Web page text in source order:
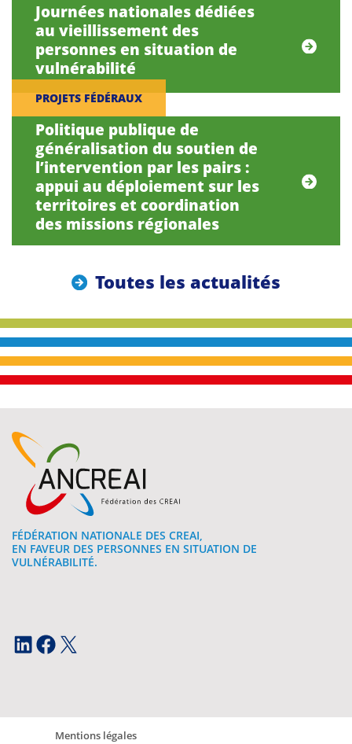
Journées nationales dédiées
au vieillissement des
personnes en situation de
vulnérabilité
PROJETS FÉDÉRAUX
Politique publique de
généralisation du soutien de
l’intervention par les pairs :
appui au déploiement sur les
territoires et coordination
des missions régionales
Toutes les actualités
FÉDÉRATION NATIONALE DES CREAI,
EN FAVEUR DES PERSONNES EN SITUATION DE
VULNÉRABILITÉ.
LinkedIn Facebook X
Mentions légales